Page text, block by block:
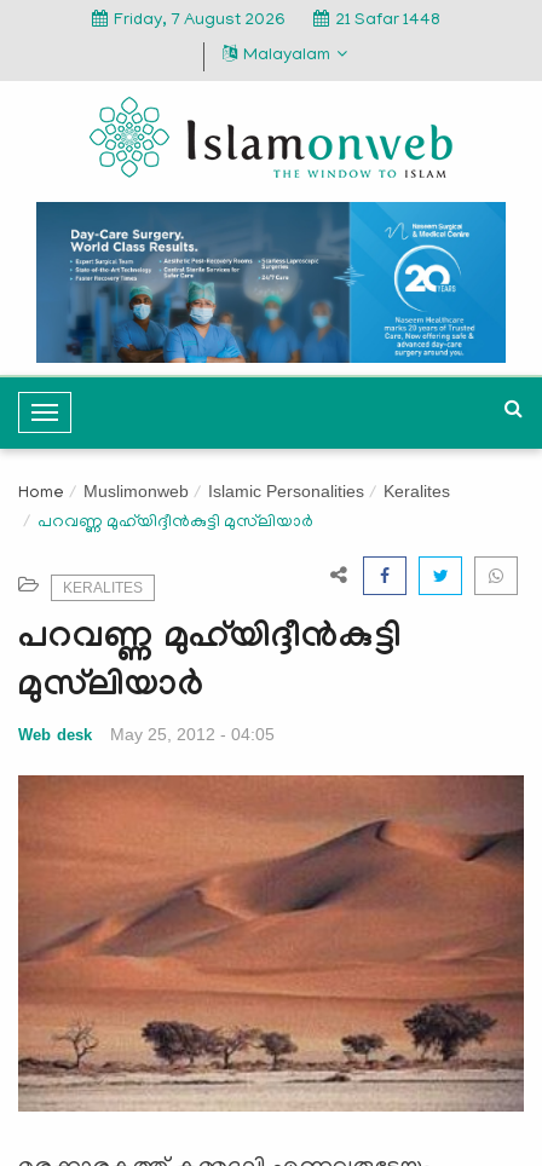
Friday, 7 August 2026
21 Safar 1448
Malayalam
T
o
g
l
a
v
i
a
Home Muslimonweb Islamic Personalities Keralites
പറവണ്ണ മുഹ്‌യിദ്ദീന്‍കുട്ടി മുസ്‌ലിയാര്‍
KERALITES
പറവണ്ണ മുഹ്‌യിദ്ദീന്‍കുട്ടി
മുസ്‌ലിയാര്‍
Web desk May 25, 2012 - 04:05